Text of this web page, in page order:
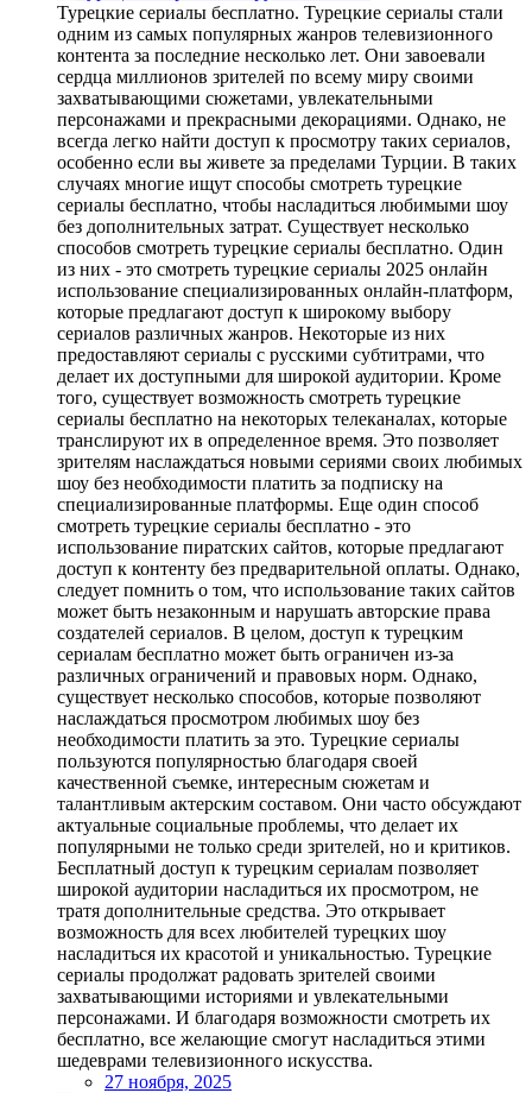
Турецкие сериалы бесплатно. Турецкие сериалы стали
одним из самых популярных жанров телевизионного
контента за последние несколько лет. Они завоевали
сердца миллионов зрителей по всему миру своими
захватывающими сюжетами, увлекательными
персонажами и прекрасными декорациями. Однако, не
всегда легко найти доступ к просмотру таких сериалов,
особенно если вы живете за пределами Турции. В таких
случаях многие ищут способы смотреть турецкие
сериалы бесплатно, чтобы насладиться любимыми шоу
без дополнительных затрат. Существует несколько
способов смотреть турецкие сериалы бесплатно. Один
из них - это смотреть турецкие сериалы 2025 онлайн
использование специализированных онлайн-платформ,
которые предлагают доступ к широкому выбору
сериалов различных жанров. Некоторые из них
предоставляют сериалы с русскими субтитрами, что
делает их доступными для широкой аудитории. Кроме
того, существует возможность смотреть турецкие
сериалы бесплатно на некоторых телеканалах, которые
транслируют их в определенное время. Это позволяет
зрителям наслаждаться новыми сериями своих любимых
шоу без необходимости платить за подписку на
специализированные платформы. Еще один способ
смотреть турецкие сериалы бесплатно - это
использование пиратских сайтов, которые предлагают
доступ к контенту без предварительной оплаты. Однако,
следует помнить о том, что использование таких сайтов
может быть незаконным и нарушать авторские права
создателей сериалов. В целом, доступ к турецким
сериалам бесплатно может быть ограничен из-за
различных ограничений и правовых норм. Однако,
существует несколько способов, которые позволяют
наслаждаться просмотром любимых шоу без
необходимости платить за это. Турецкие сериалы
пользуются популярностью благодаря своей
качественной съемке, интересным сюжетам и
талантливым актерским составом. Они часто обсуждают
актуальные социальные проблемы, что делает их
популярными не только среди зрителей, но и критиков.
Бесплатный доступ к турецким сериалам позволяет
широкой аудитории насладиться их просмотром, не
тратя дополнительные средства. Это открывает
возможность для всех любителей турецких шоу
насладиться их красотой и уникальностью. Турецкие
сериалы продолжат радовать зрителей своими
захватывающими историями и увлекательными
персонажами. И благодаря возможности смотреть их
бесплатно, все желающие смогут насладиться этими
шедеврами телевизионного искусства.
27 ноября, 2025